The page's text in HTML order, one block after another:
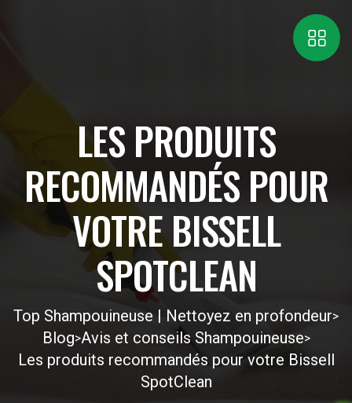
LES PRODUITS
RECOMMANDÉS POUR
VOTRE BISSELL
SPOTCLEAN
Top Shampouineuse | Nettoyez en profondeur>
Blog>Avis et conseils Shampouineuse>
Les produits recommandés pour votre Bissell
SpotClean